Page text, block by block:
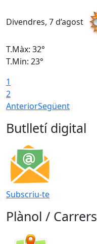
Divendres, 7 d’agost
T.Màx: 32°
T.Min: 23°
1
2
AnteriorSegüent
Butlletí digital
Subscriu-te
Plànol / Carrers